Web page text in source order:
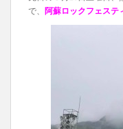
で、
阿蘇ロックフェステ